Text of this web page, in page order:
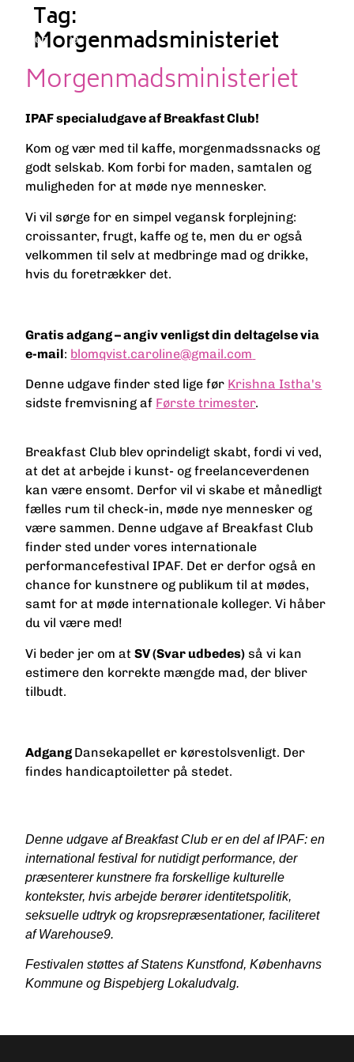
en ja
Tag:
Morgenmadsministeriet
Morgenmadsministeriet
IPAF specialudgave af Breakfast Club!
Kom og vær med til kaffe, morgenmadssnacks og
godt selskab. Kom forbi for maden, samtalen og
muligheden for at møde nye mennesker.
Vi vil sørge for en simpel vegansk forplejning:
croissanter, frugt, kaffe og te, men du er også
velkommen til selv at medbringe mad og drikke,
hvis du foretrækker det.
Gratis adgang – angiv venligst din deltagelse via
e-mail: blomqvist.caroline@gmail.com
Denne udgave finder sted lige før Krishna Istha's
sidste fremvisning af Første trimester.
Breakfast Club blev oprindeligt skabt, fordi vi ved,
at det at arbejde i kunst- og freelanceverdenen
kan være ensomt. Derfor vil vi skabe et månedligt
fælles rum til check-in, møde nye mennesker og
være sammen. Denne udgave af Breakfast Club
finder sted under vores internationale
performancefestival IPAF. Det er derfor også en
chance for kunstnere og publikum til at mødes,
samt for at møde internationale kolleger. Vi håber
du vil være med!
Vi beder jer om atSV (Svar udbedes) så vi kan
estimere den korrekte mængde mad, der bliver
tilbudt.
AdgangDansekapellet er kørestolsvenligt. Der
findes handicaptoiletter på stedet.
Denne udgave af Breakfast Club er en del af IPAF: en
international festival for nutidigt performance, der
præsenterer kunstnere fra forskellige kulturelle
kontekster, hvis arbejde berører identitetspolitik,
seksuelle udtryk og kropsrepræsentationer, faciliteret
af Warehouse9.
Festivalen støttes af Statens Kunstfond, Københavns
Kommune og Bispebjerg Lokaludvalg.